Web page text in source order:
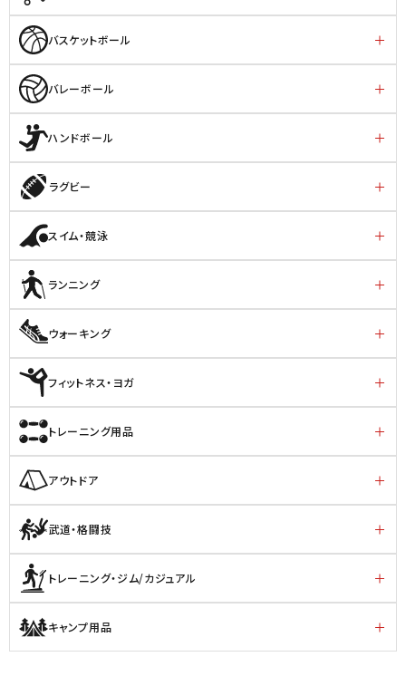
バスケットボール
バレーボール
ハンドボール
ラグビー
スイム・競泳
ランニング
ウォーキング
フィットネス・ヨガ
トレーニング用品
アウトドア
武道・格闘技
トレーニング・ジム/カジュアル
キャンプ用品